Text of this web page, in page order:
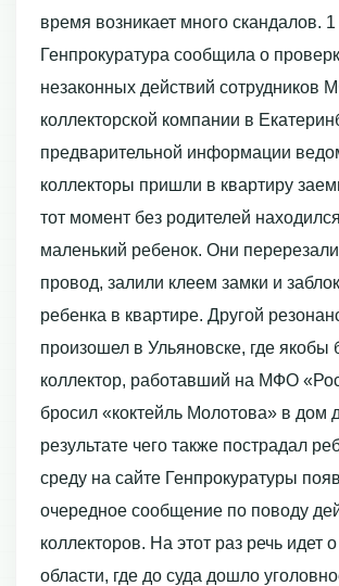
время возникает много скандалов.
Генпрокуратура сообщила о
незаконных действий сотрудников
коллекторской компании в
предварительной информации
коллекторы пришли в квартиру
тот момент без родителей
маленький ребенок. Они
провод, залили клеем замки и
ребенка в квартире. Другой
произошел в Ульяновске, где
коллектор, работавший на МФО
бросил «коктейль Молотова» в дом
результате чего также пострадал
среду на сайте Генпрокуратуры
очередное сообщение по поводу
коллекторов. На этот раз речь идет
области, где до суда дошло